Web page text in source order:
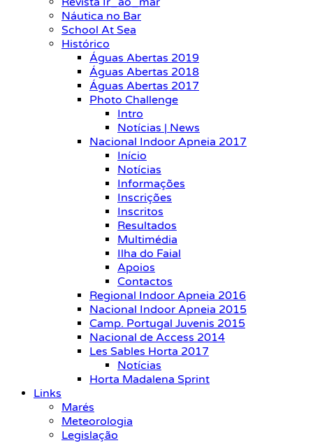
Náutica no Bar
School At Sea
Histórico
Águas Abertas 2019
Águas Abertas 2018
Águas Abertas 2017
Photo Challenge
Intro
Notícias | News
Nacional Indoor Apneia 2017
Início
Notícias
Informações
Inscrições
Inscritos
Resultados
Multimédia
Ilha do Faial
Apoios
Contactos
Regional Indoor Apneia 2016
Nacional Indoor Apneia 2015
Camp. Portugal Juvenis 2015
Nacional de Access 2014
Les Sables Horta 2017
Notícias
Horta Madalena Sprint
Links
Marés
Meteorologia
Legislação